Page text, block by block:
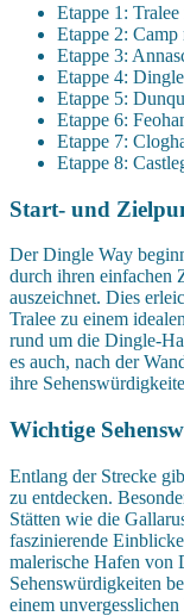
Etappe 1:
Etappe 2: Camp
Etappe 3:
Etappe 4:
Etappe 5:
Etappe 6:
Etappe 7:
Etappe 8:
Start- und
Der Dingle Way
durch ihren einfachen
auszeichnet. Dies
Tralee zu einem
rund um die Dingle-
es auch, nach der
ihre
Wichtige
Entlang der Strecke
zu entdecken.
Stätten wie die
faszinierende
malerische Hafen von
Sehenswürdigkeiten
einem